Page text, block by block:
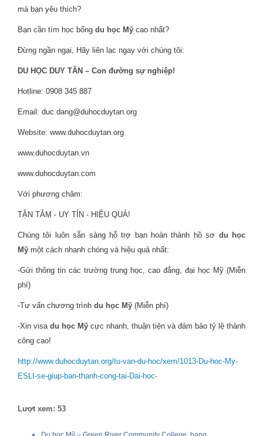
mà bạn yêu thích?
Bạn cần tìm học bổng du học Mỹ cao nhất?
Đừng ngần ngại, Hãy liên lạc ngay với chúng tôi:
DU HỌC DUY TÂN – Con đường sự nghiệp!
Hotline: 0908 345 887
Email: duc.dang@duhocduytan.org
Website: www.duhocduytan.org
www.duhocduytan.vn
www.duhocduytan.com
Với phương châm:
TẬN TÂM - UY TÍN - HIỆU QUẢ!
Chúng tôi luôn sẵn sàng hỗ trợ bạn hoàn thành hồ sơ du học
Mỹ một cách nhanh chóng và hiệu quả nhất:
-Gửi thông tin các trường trung học, cao đẳng, đại học Mỹ (Miễn
phí)
-Tư vấn chương trình du học Mỹ (Miễn phí)
-Xin visa du học Mỹ cực nhanh, thuận tiện và đảm bảo tỷ lệ thành
công cao!
http://www.duhocduytan.org/tu-van-du-hoc/xem/1013-Du-hoc-My-
ESLI-se-giup-ban-thanh-cong-tai-Dai-hoc-
Lượt xem: 53